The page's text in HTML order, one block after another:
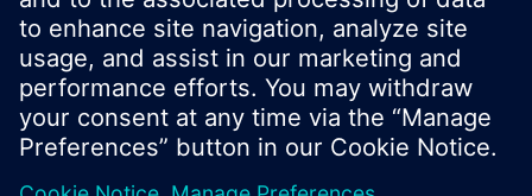
Siemens Italia